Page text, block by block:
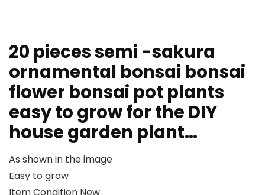
20 pieces semi -sakura
ornamental bonsai bonsai
flower bonsai pot plants
easy to grow for the DIY
house garden plant…
As shown in the image
Easy to grow